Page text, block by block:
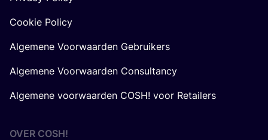
Cookie Policy
Algemene Voorwaarden Gebruikers
Algemene Voorwaarden Consultancy
Algemene voorwaarden COSH! voor Retailers
OVER COSH!